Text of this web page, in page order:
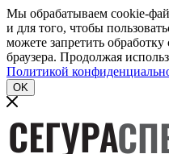
Мы обрабатываем cookie-
и для того, чтобы
можете запретить
браузера. Продолжая
Политикой
OK